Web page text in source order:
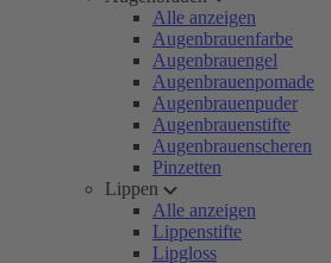
Alle anzeigen
Augenbrauenfarbe
Augenbrauengel
Augenbrauenpomade
Augenbrauenpuder
Augenbrauenstifte
Augenbrauenscheren
Pinzetten
Lippen
Alle anzeigen
Lippenstifte
Lipgloss